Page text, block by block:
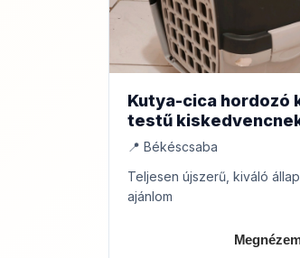
Kutya-cica hordozó
testű
📍 Békéscsaba
Teljesen újszerű, kiváló
ajánlom